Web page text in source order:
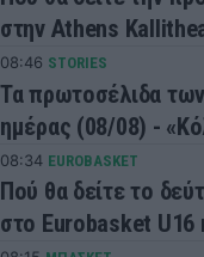
στην Athens
08:46 STORIES
Τα πρωτοσέλιδα
ημέρας (08/08) -
08:34 EUROBASKET
Πού θα δείτε το
στο Eurobasket U16